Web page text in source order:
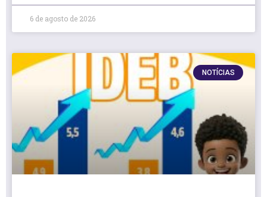
6 de agosto de 2026
NOTÍCIAS